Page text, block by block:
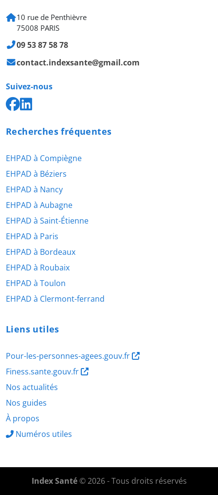
10 rue de Penthièvre
75008 PARIS
09 53 87 58 78
contact.indexsante@gmail.com
Suivez-nous
Recherches fréquentes
EHPAD à Compiègne
EHPAD à Béziers
EHPAD à Nancy
EHPAD à Aubagne
EHPAD à Saint-Étienne
EHPAD à Paris
EHPAD à Bordeaux
EHPAD à Roubaix
EHPAD à Toulon
EHPAD à Clermont-ferrand
Liens utiles
Pour-les-personnes-agees.gouv.fr
Finess.sante.gouv.fr
Nos actualités
Nos guides
À propos
Numéros utiles
Index Santé© 2026 - Tous droits réservés